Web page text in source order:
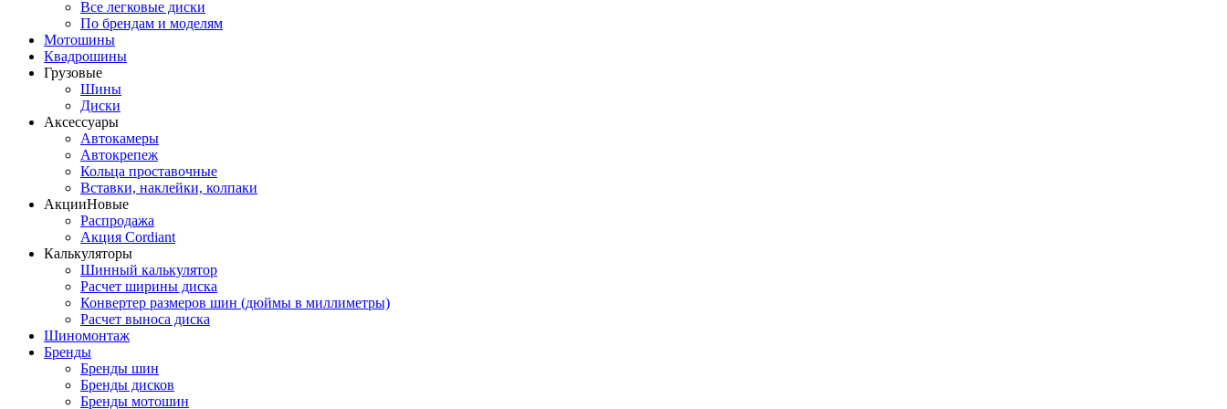
Все легковые диски
По брендам и моделям
Мотошины
Квадрошины
Грузовые
Шины
Диски
Аксессуары
Автокамеры
Автокрепеж
Кольца проставочные
Вставки, наклейки, колпаки
АкцииНовые
Распродажа
Акция Cordiant
Калькуляторы
Шинный калькулятор
Расчет ширины диска
Конвертер размеров шин (дюймы в миллиметры)
Расчет выноса диска
Шиномонтаж
Бренды
Бренды шин
Бренды дисков
Бренды мотошин